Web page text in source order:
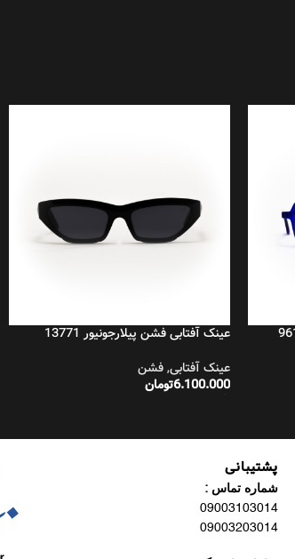
عینک آفتابی فشن پیلارجونیور 13771
عینک آفتابی,فشن
6.100.000تومان
پشتیبانی
شماره تماس :
09003103014
09003203014